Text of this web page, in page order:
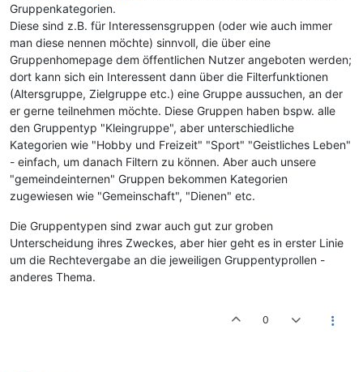
Gruppenkategorien.
Diese sind z.B. für Interessensgruppen (oder wie auch immer
man diese nennen möchte) sinnvoll, die über eine
Gruppenhomepage dem öffentlichen Nutzer angeboten werden;
dort kann sich ein Interessent dann über die Filterfunktionen
(Altersgruppe, Zielgruppe etc.) eine Gruppe aussuchen, an der
er gerne teilnehmen möchte. Diese Gruppen haben bspw. alle
den Gruppentyp "Kleingruppe", aber unterschiedliche
Kategorien wie "Hobby und Freizeit" "Sport" "Geistliches Leben"
- einfach, um danach Filtern zu können. Aber auch unsere
"gemeindeinternen" Gruppen bekommen Kategorien
zugewiesen wie "Gemeinschaft", "Dienen" etc.
Die Gruppentypen sind zwar auch gut zur groben
Unterscheidung ihres Zweckes, aber hier geht es in erster Linie
um die Rechtevergabe an die jeweiligen Gruppentyprollen -
anderes Thema.
0